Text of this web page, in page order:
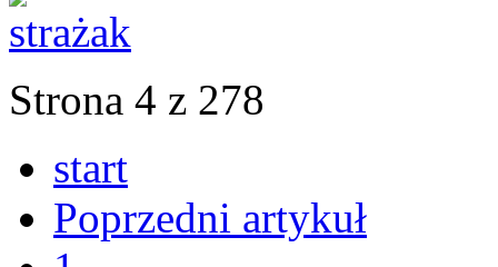
Strona 4 z 278
start
Poprzedni artykuł